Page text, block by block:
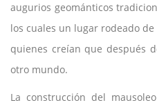
augurios geománticos
los cuales un lugar rodeado
quienes creían que después
otro mundo.
La construcción del